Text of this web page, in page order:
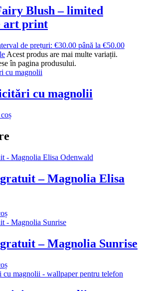
Blush – limited
art print
de prețuri: €30.00 până la €50.00
Acest produs are mai multe variații.
în pagina produsului.
cu magnolii
– Magnolia Elisa
– Magnolia Sunrise